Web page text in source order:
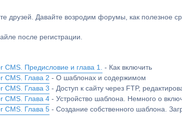
друзей. Давайте возродим форумы, как полезное
после регистрации.
Предисловие и глава 1.
- Как включить
CMS. Глава 2 - О шаблонах и содержимом
CMS. Глава 3 - Доступ к сайту через FTP,
CMS. Глава 4 - Устройство шаблона. Немного о
CMS. Глава 5 - Создание собственного шаблона.